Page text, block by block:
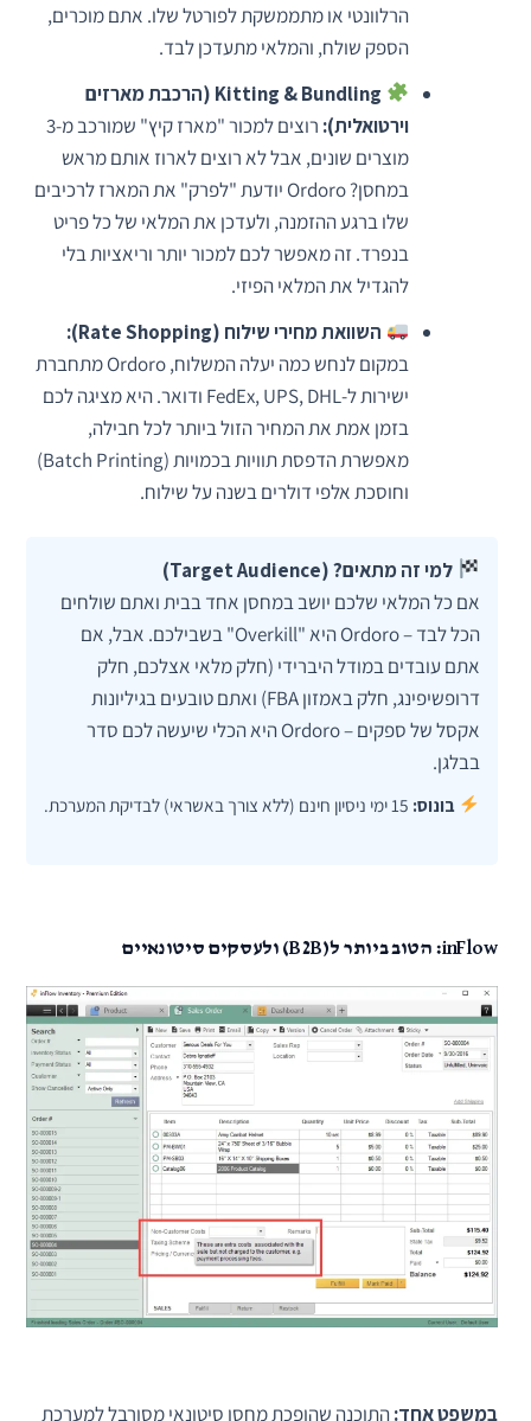
הרלוונטי או מתממשקת לפורטל שלו. אתם מוכרים,
הספק שולח, והמלאי מתעדכן לבד.
Kitting & Bundling (הרכבת מארזים
וירטואלית):
רוצים למכור "מארז קיץ" שמורכב מ-3
מוצרים שונים, אבל לא רוצים לארוז אותם מראש
במחסן? Ordoro יודעת "לפרק" את המארז לרכיבים
שלו ברגע ההזמנה, ולעדכן את המלאי של כל פריט
בנפרד. זה מאפשר לכם למכור יותר וריאציות בלי
להגדיל את המלאי הפיזי.
השוואת מחירי שילוח (Rate Shopping):
במקום לנחש כמה יעלה המשלוח, Ordoro מתחברת
ישירות ל-FedEx, UPS, DHL ודואר. היא מציגה לכם
בזמן אמת את המחיר הזול ביותר לכל חבילה,
מאפשרת הדפסת תוויות בכמויות (Batch Printing)
וחוסכת אלפי דולרים בשנה על שילוח.
למי זה מתאים? (Target Audience)
אם כל המלאי שלכם יושב במחסן אחד בבית ואתם שולחים
הכל לבד – Ordoro היא "Overkill" בשבילכם. אבל, אם
אתם עובדים במודל היברידי (חלק מלאי אצלכם, חלק
דרופשיפינג, חלק באמזון FBA) ואתם טובעים בגיליונות
אקסל של ספקים – Ordoro היא הכלי שיעשה לכם סדר
בבלגן.
בונוס:
inFlow: הטוב ביותר ל(B2B) ולעסקים סיטונאיים
במשפט אחד:התוכנה שהופכת מחסן סיטונאי מסורבל למערכת